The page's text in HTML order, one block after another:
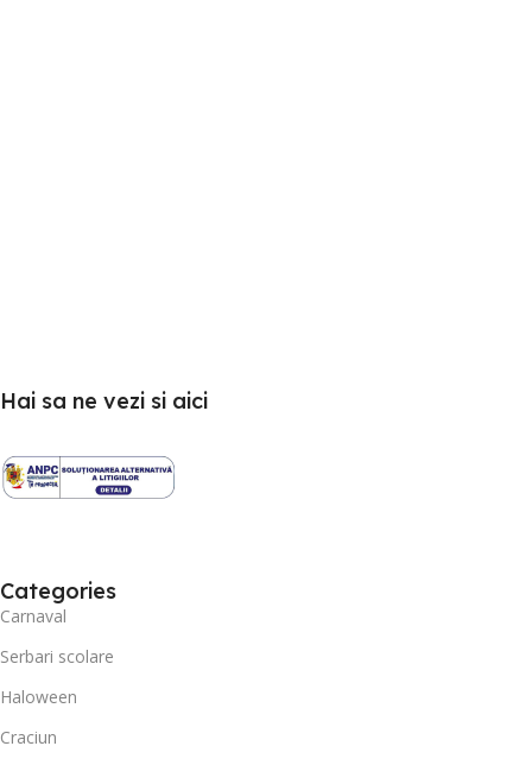
Hai sa ne vezi si aici
Categories
Carnaval
Serbari scolare
Haloween
Craciun